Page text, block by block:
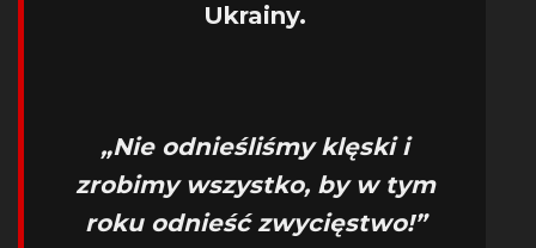
Ukrainy.
„Nie odnieśliśmy klęski i
zrobimy wszystko, by w tym
roku odnieść zwycięstwo!”